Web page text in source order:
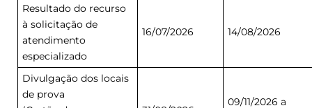
Resultado do recurso
à solicitação de
atendimento
especializado
16/07/2026 14/08/2026
Divulgação dos locais
de prova
09/11/2026 a